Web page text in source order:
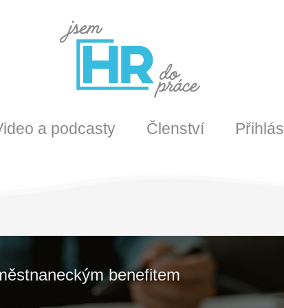
a podcasty Členství
benefitem